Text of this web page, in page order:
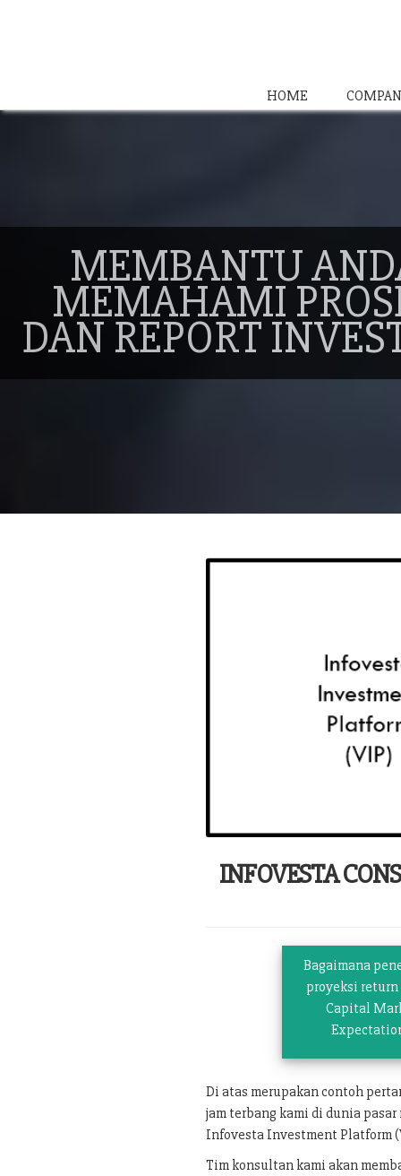
HOME
MEMBANTU
MEMAHAMI
DAN REPORT
INFOVESTA
Bagaimana
proyeksi return
Capital
Di atas merupakan contoh
jam terbang kami di dunia
Infovesta Investment Platform
Tim konsultan kami akan